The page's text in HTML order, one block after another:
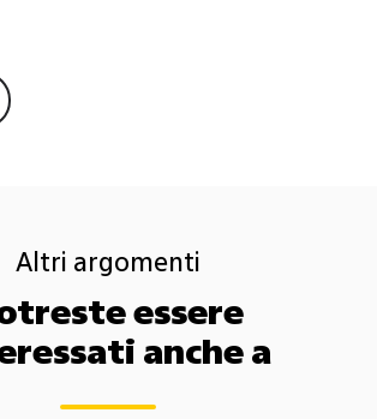
Altri argomenti
essere
anche a